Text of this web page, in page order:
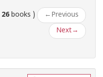
26 books ) ← Previous
Next→